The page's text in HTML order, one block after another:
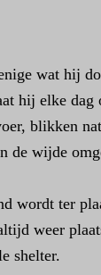
wat hij
hij elke dag
blikken
de wijde
wordt ter
weer
shelter.